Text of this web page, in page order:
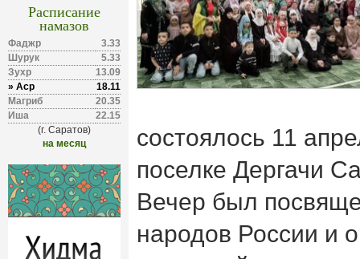
Расписание
намазов
Фаджр
3.33
Шурук
5.33
Зухр
13.09
» Аср
18.11
Магриб
20.35
Иша
22.15
(г. Саратов)
на месяц
состоялось 11
поселке Дергачи
Вечер был
народов России и